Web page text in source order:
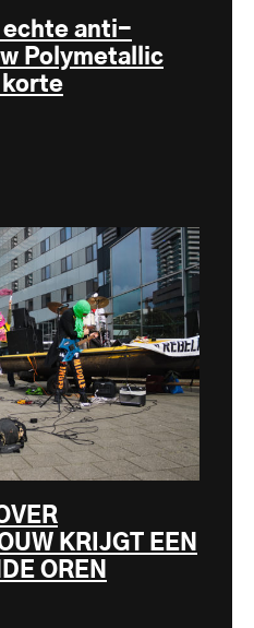
echte anti-
Polymetallic
korte
KRIJGT EEN
OREN